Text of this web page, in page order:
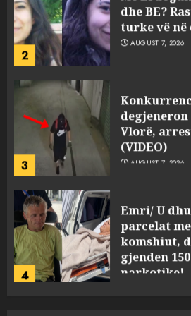
2
dhe BE?
turke vë në
AUGUST 7, 2026
3
Vlorë,
(VIDEO)
AUGUST 7, 2026
4
Emri/ U
parcelat
komshiut,
gjenden
narkotike!